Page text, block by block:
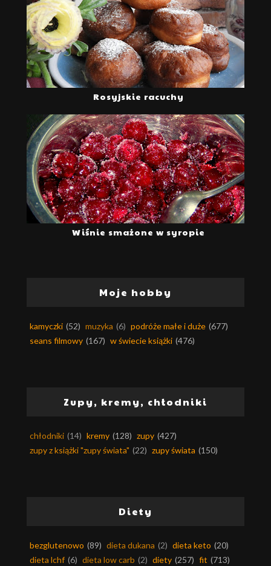
Rosyjskie racuchy
Wiśnie smażone w syropie
Moje hobby
kamyczki (52) muzyka (6) podróże małe i duże (677)
seans filmowy (167) w świecie książki (476)
Zupy, kremy, chłodniki
chłodniki (14) kremy (128) zupy (427)
zupy z książki "zupy świata" (22) zupy świata (150)
Diety
bezglutenowo (89) dieta dukana (2) dieta keto (20)
dieta lchf (6) dieta low carb (2) diety (257) fit (713)